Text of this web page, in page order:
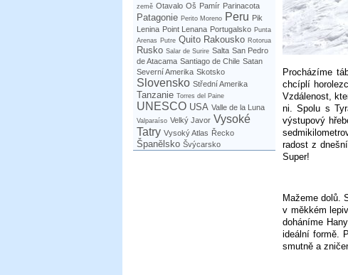
země Otavalo Oš Pamír Parinacota
Patagonie Perito Moreno Peru Pik
Lenina Point Lenana Portugalsko Punta
Arenas Putre Quito Rakousko Rotorua
Rusko Salar de Surire Salta San Pedro
de Atacama Santiago de Chile Satan
Severní Amerika Skotsko
Slovensko Střední Amerika
Tanzanie Torres del Paine
UNESCO USA Valle de la Luna
Valparaíso Velký Javor Vysoké
Tatry Vysoký Atlas Řecko
Španělsko Švýcarsko
Procházíme
chcíplí
Vzdálenost,
ni. Spolu s
výstupový
radost z
Super!
Mažeme dolů.
v měkkém
doháníme
ideální formě.
smutně a